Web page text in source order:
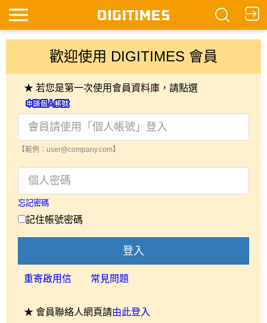
歡迎使用 DIGITIMES 會員
★ 若您是第一次使用會員資料庫，請點選
【範例：user@company.com】
忘記密碼
記住帳號密碼
登入
重寄啟用信 常見問題
★ 會員聯絡人網頁請由此登入